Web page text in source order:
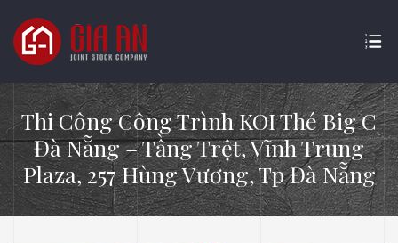
Thi Công Công Trình KOI Thé Big C
Đà Nẵng – Tầng Trệt, Vĩnh Trung
Plaza, 257 Hùng Vương, Tp Đà Nẵng